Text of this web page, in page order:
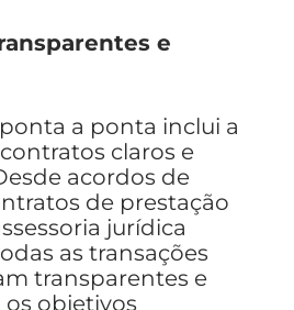
e
a ponta inclui a
claros e
acordos de
de prestação
jurídica
as transações
transparentes e
objetivos